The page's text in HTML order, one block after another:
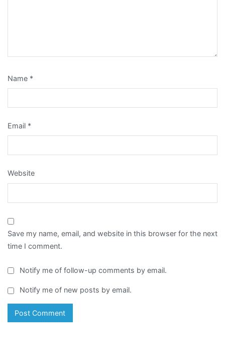
Name *
Email *
Website
Save my name, email, and website in this browser for the next
time I comment.
Notify me of follow-up comments by email.
Notify me of new posts by email.